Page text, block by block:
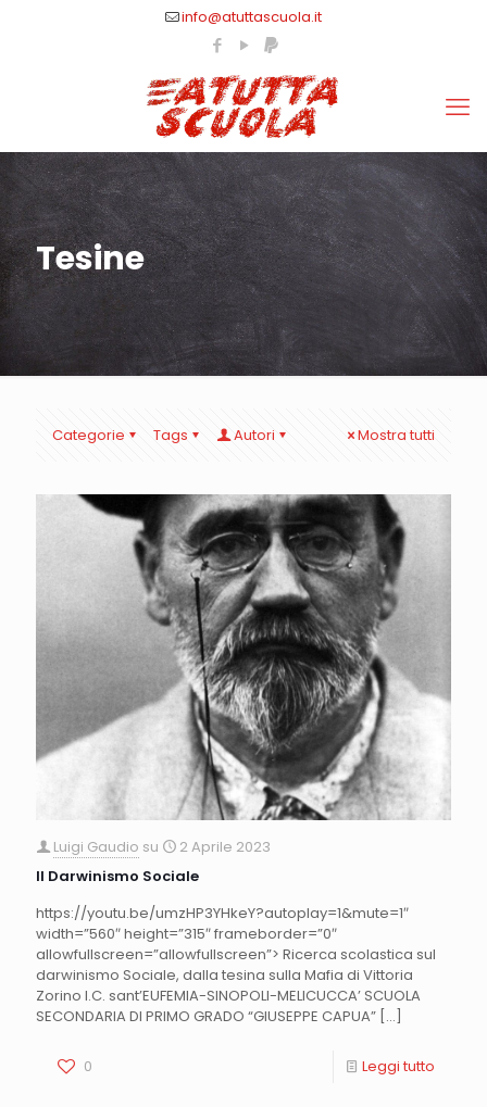
info@atuttascuola.it
Tesine
Categorie Tags Autori Mostra tutti
Luigi Gaudio su
2 Aprile 2023
Il Darwinismo Sociale
https://youtu.be/umzHP3YHkeY?autoplay=1&mute=1″
width=”560″ height=”315″ frameborder=”0″
allowfullscreen=”allowfullscreen”> Ricerca scolastica sul
darwinismo Sociale, dalla tesina sulla Mafia di Vittoria
Zorino I.C. sant’EUFEMIA-SINOPOLI-MELICUCCA’ SCUOLA
SECONDARIA DI PRIMO GRADO “GIUSEPPE CAPUA” […]
0 Leggi tutto